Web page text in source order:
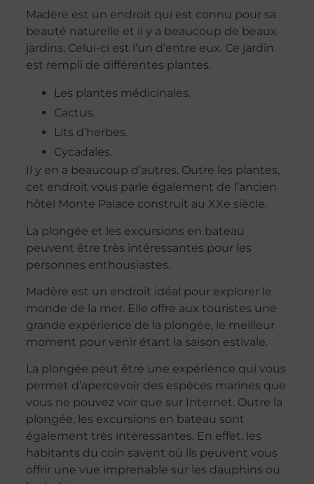
Madère est un endroit qui est connu pour sa
beauté naturelle et il y a beaucoup de beaux
jardins. Celui-ci est l’un d’entre eux. Ce jardin
est rempli de différentes plantes.
Les plantes médicinales.
Cactus.
Lits d’herbes.
Cycadales.
Il y en a beaucoup d’autres. Outre les plantes,
cet endroit vous parle également de l’ancien
hôtel Monte Palace construit au XXe siècle.
La plongée et les excursions en bateau
peuvent être très intéressantes pour les
personnes enthousiastes.
Madère est un endroit idéal pour explorer le
monde de la mer. Elle offre aux touristes une
grande expérience de la plongée, le meilleur
moment pour venir étant la saison estivale.
La plongée peut être une expérience qui vous
permet d’apercevoir des espèces marines que
vous ne pouvez voir que sur Internet. Outre la
plongée, les excursions en bateau sont
également très intéressantes. En effet, les
habitants du coin savent où ils peuvent vous
offrir une vue imprenable sur les dauphins ou